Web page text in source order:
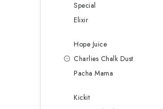
Special
Elixir
Hope Juice
Charlies Chalk Dust
Pacha Mama
Kickit